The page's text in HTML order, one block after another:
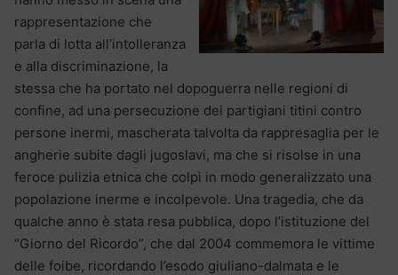
rappresentazione che
parla di lotta all’intolleranza
e alla discriminazione, la
stessa che ha portato nel dopoguerra nelle regioni di
confine, ad una persecuzione dei partigiani titini contro
persone inermi, mascherata talvolta da rappresaglia per le
angherie subite dagli jugoslavi, ma che si risolse in una
feroce pulizia etnica che colpì in modo generalizzato una
popolazione inerme e incolpevole. Una tragedia, che da
qualche anno è stata resa pubblica, dopo l’istituzione del
“Giorno del Ricordo”, che dal 2004 commemora le vittime
delle foibe, ricordando l’esodo giuliano-dalmata e le